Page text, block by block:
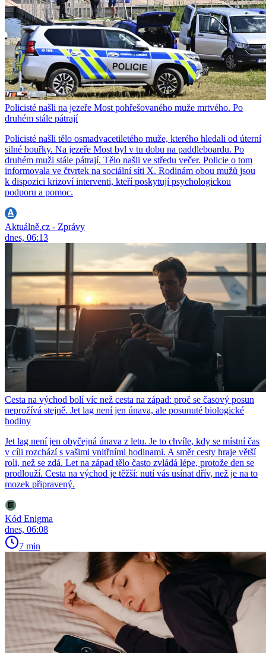
Policisté našli na jezeře Most pohřešovaného muže mrtvého. Po
druhém stále pátrají
Policisté našli tělo osmadvacetiletého muže, kterého hledali od úterní
silné bouřky. Na jezeře Most byl v tu dobu na paddleboardu. Po
druhém muži stále pátrají. Tělo našli ve středu večer. Policie o tom
informovala ve čtvrtek na sociální síti X. Rodinám obou mužů jsou
k dispozici krizoví interventi, kteří poskytují psychologickou
podporu a pomoc.
Aktuálně.cz - Zprávy
dnes, 06:13
Cesta na východ bolí víc než cesta na západ: proč se časový posun
neprožívá stejně. Jet lag není jen únava, ale posunuté biologické
hodiny
Jet lag není jen obyčejná únava z letu. Je to chvíle, kdy se místní čas
v cíli rozchází s vašimi vnitřními hodinami. A směr cesty hraje větší
roli, než se zdá. Let na západ tělo často zvládá lépe, protože den se
prodlouží. Cesta na východ je těžší: nutí vás usínat dřív, než je na to
mozek připravený.
Kód Enigma
dnes, 06:08
7 min